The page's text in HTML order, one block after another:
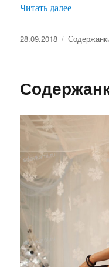
Читать далее
Опубликовано
28.09.2018 Рубрики